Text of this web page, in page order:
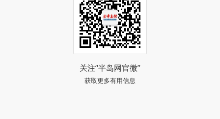
关注“半岛网官微”
获取更多有用信息